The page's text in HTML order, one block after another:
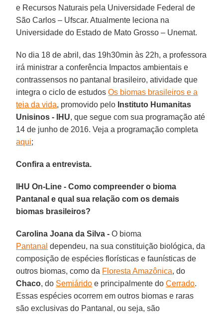
e Recursos Naturais pela Universidade Federal de
São Carlos – Ufscar. Atualmente leciona na
Universidade do Estado de Mato Grosso – Unemat.
No dia 18 de abril, das 19h30min às 22h, a professora
irá ministrar a conferência Impactos ambientais e
contrassensos no pantanal brasileiro, atividade que
integra o ciclo de estudosOs biomas brasileiros e a
teia da vida, promovido pelo Instituto Humanitas
Unisinos - IHU, que segue com sua programação até
14 de junho de 2016. Veja a programação completa
aqui;
Confira a entrevista.
IHU On-Line - Como compreender o bioma
Pantanal e qual sua relação com os demais
biomas brasileiros?
Carolina Joana da Silva - O bioma
Pantanal dependeu, na sua constituição biológica, da
composição de espécies florísticas e faunísticas de
outros biomas, como da Floresta Amazônica, do
Chaco, do Semiárido e principalmente doCerrado.
Essas espécies ocorrem em outros biomas e raras
são exclusivas do Pantanal, ou seja, são